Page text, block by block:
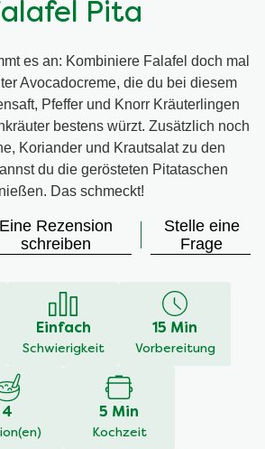
Pita
es an: Kombiniere Falafel doch mal
Avocadocreme, die du bei diesem
Pfeffer und Knorr Kräuterlingen
bestens würzt. Zusätzlich noch
Koriander und Krautsalat zu den
du die gerösteten Pitataschen
Das schmeckt!
Eine Rezension
schreiben
Stelle eine
Frage
Einfach
Schwierigkeit
15 Min
Vorbereitung
4 5 Min
Kochzeit